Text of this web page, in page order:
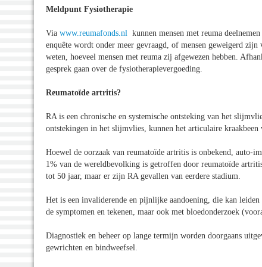
Meldpunt Fysiotherapie
Via www.reumafonds.nl kunnen mensen met reuma
enquête wordt onder meer gevraagd, of mensen geweigerd
weten, hoeveel mensen met reuma zij afgewezen hebben.
gesprek gaan over de fysiotherapievergoeding.
Reumatoïde artritis?
RA is een chronische en systemische ontsteking van het
ontstekingen in het slijmvlies, kunnen het articulaire kraakbeen
Hoewel de oorzaak van reumatoïde artritis is onbekend, auto-
1% van de wereldbevolking is getroffen door reumatoïde
tot 50 jaar, maar er zijn RA gevallen van eerdere stadium.
Het is een invaliderende en pijnlijke aandoening, die kan
de symptomen en tekenen, maar ook met bloedonderzoek
Diagnostiek en beheer op lange termijn worden doorgaans
gewrichten en bindweefsel.